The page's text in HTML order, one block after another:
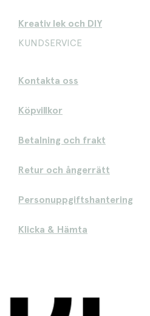
Kreativ lek och DIY
KUNDSERVICE
Kontakta oss
Köpvillkor
Betalning och frakt
Retur och ångerrätt
Personuppgiftshantering
Klicka & Hämta